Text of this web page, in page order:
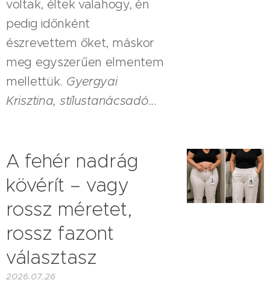
voltak, éltek valahogy, én
pedig időnként
észrevettem őket, máskor
meg egyszerűen elmentem
mellettük. Gyergyai
Krisztina, stílustanácsadó...
A fehér nadrág
kövérít – vagy
rossz méretet,
rossz fazont
választasz
2026.07.26